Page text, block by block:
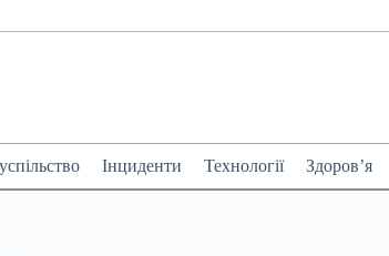
Інциденти Технології Здоров’я